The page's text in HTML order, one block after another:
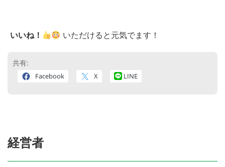
いいね！ いただけると元気でます！
共有:
Facebook X LINE
経営者